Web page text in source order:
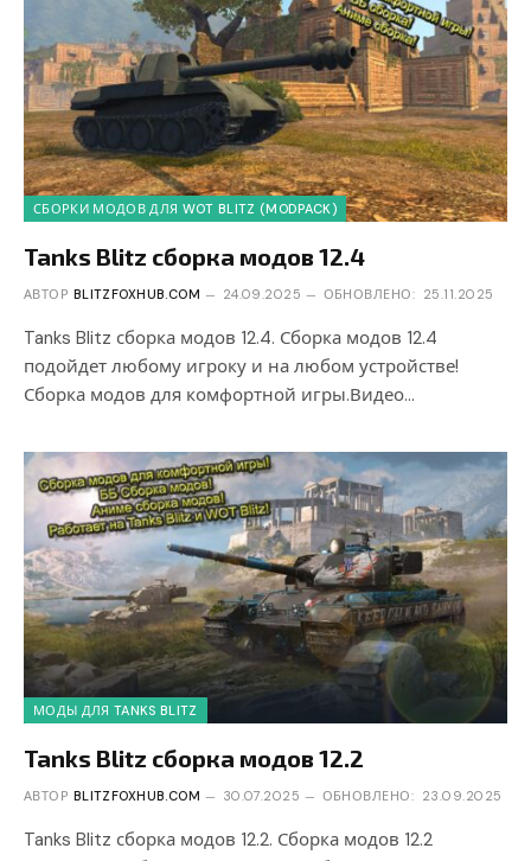
СБОРКИ МОДОВ ДЛЯ WOT BLITZ (MODPACK)
Tanks Blitz сборка модов 12.4
АВТОР BLITZFOXHUB.COM 24.09.2025 ОБНОВЛЕНО: 25.11.2025
Tanks Blitz сборка модов 12.4. Сборка модов 12.4
подойдет любому игроку и на любом устройстве!
Сборка модов для комфортной игры.Видео…
МОДЫ ДЛЯ TANKS BLITZ
Tanks Blitz сборка модов 12.2
АВТОР BLITZFOXHUB.COM 30.07.2025 ОБНОВЛЕНО: 23.09.2025
Tanks Blitz сборка модов 12.2. Сборка модов 12.2